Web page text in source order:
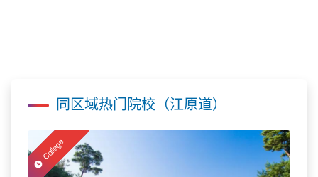
同区域热门院校（江原道）
College